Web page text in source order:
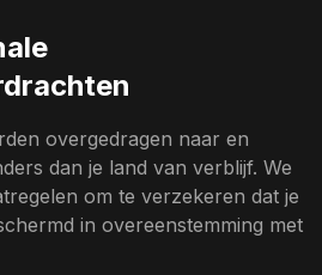
overgedragen naar en
dan je land van verblijf. We
om te verzekeren dat je
in overeenstemming met